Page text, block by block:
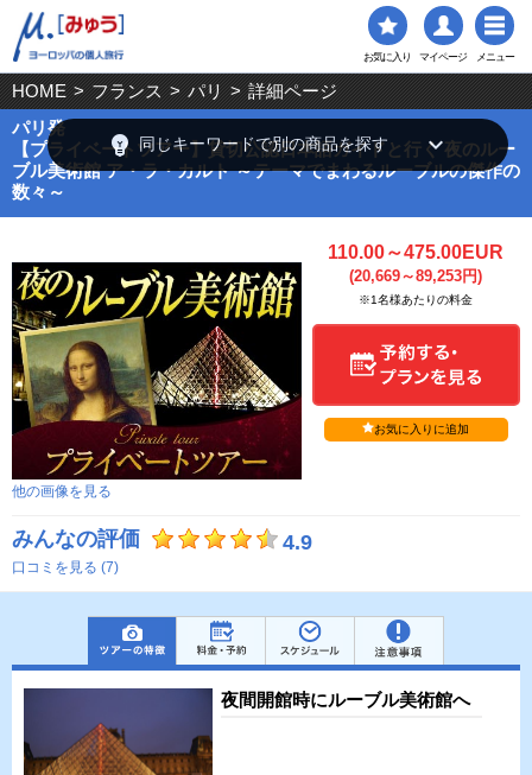
お気に入り マイページ メニュー
HOME > フランス > パリ > 詳細ページ
パリ発
【プライベートツアー】貸切公認日本語ガイドと行く 夜のルー
ブル美術館 ア・ラ・カルト ～テーマでまわるルーブルの傑作の
数々～
他の画像を見る
110.00～475.00EUR
(20,669～89,253円)
※1名様あたりの料金
お気に入りに追加
みんなの評価 4.9
口コミを見る (7)
夜間開館時にルーブル美術館へ
emoji_objects 同じキーワードで別の商品を探すkeyboard_arrow_down